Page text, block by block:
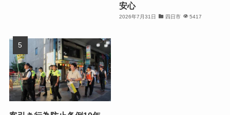
安心
2026年7月31日 四日市 5417